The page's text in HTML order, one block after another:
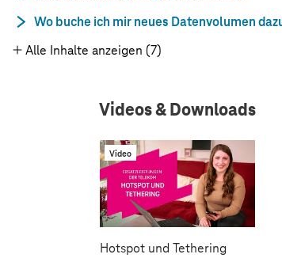
Wo buche ich mir neues Datenvolumen
Alle Inhalte anzeigen (7)
Videos & Downloads
Video
Hotspot und Tethering